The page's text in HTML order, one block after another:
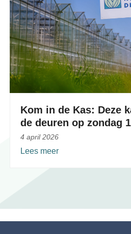
Kom in de Kas: Deze
de deuren op zondag
4 april 2026
Lees meer